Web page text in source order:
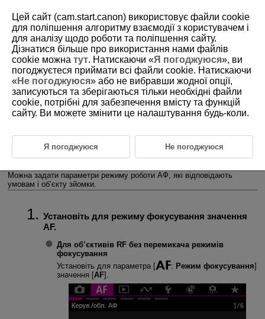
D388-130
Режим роботи АФ
Покадровий АФ для зйомки нерухомих об’єктів
Інтелектуальне автофокусування для автоматичного
перемикання режиму АФ
Можна задати параметри режиму роботи АФ, які відповідають
умовам і об’єкту зйомки.
Установіть для режиму фокусування значення
AF.
Для об’єктивів RF без перемикача режимів
фокусування
Установіть для параметра [
: Режим фокусування]
значення [AF].
Цей сайт (cam.start.canon) використовує файли cookie
для поліпшення алгоритму взаємодії з користувачем і
для аналізу щодо роботи та поліпшення сайту.
Дізнатися більше про використання нами файлів
cookie можна тут. Натискаючи «Я погоджуюся», ви
погоджуєтеся приймати всі файли cookie. Натискаючи
«Не погоджуюся» або не вибравши жодної опції,
записуються та зберігаються тільки необхідні файли
cookie, потрібні для забезпечення вмісту та функцій
сайту. Ви можете змінити це налаштування будь-коли.
Я погоджуюся Не погоджуюся